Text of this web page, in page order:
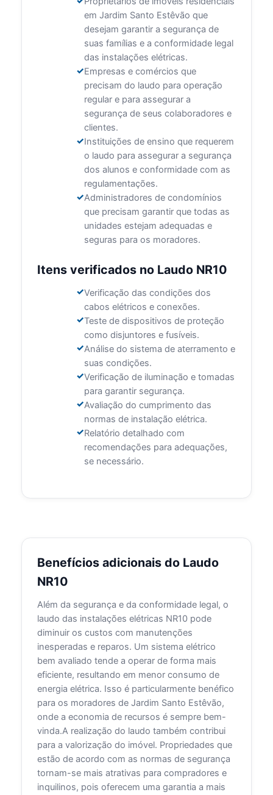
em Jardim Santo Estêvão que
desejam garantir a segurança de
suas famílias e a conformidade legal
das instalações elétricas.
Empresas e comércios que
precisam do laudo para operação
regular e para assegurar a
segurança de seus colaboradores e
clientes.
Instituições de ensino que requerem
o laudo para assegurar a segurança
dos alunos e conformidade com as
regulamentações.
Administradores de condomínios
que precisam garantir que todas as
unidades estejam adequadas e
seguras para os moradores.
Itens verificados no Laudo NR10
Verificação das condições dos
cabos elétricos e conexões.
Teste de dispositivos de proteção
como disjuntores e fusíveis.
Análise do sistema de aterramento e
suas condições.
Verificação de iluminação e tomadas
para garantir segurança.
Avaliação do cumprimento das
normas de instalação elétrica.
Relatório detalhado com
recomendações para adequações,
se necessário.
Benefícios adicionais do Laudo
NR10
Além da segurança e da conformidade legal, o
laudo das instalações elétricas NR10 pode
diminuir os custos com manutenções
inesperadas e reparos. Um sistema elétrico
bem avaliado tende a operar de forma mais
eficiente, resultando em menor consumo de
energia elétrica. Isso é particularmente benéfico
para os moradores de Jardim Santo Estêvão,
onde a economia de recursos é sempre bem-
vinda.A realização do laudo também contribui
para a valorização do imóvel. Propriedades que
estão de acordo com as normas de segurança
tornam-se mais atrativas para compradores e
inquilinos, pois oferecem uma garantia a mais